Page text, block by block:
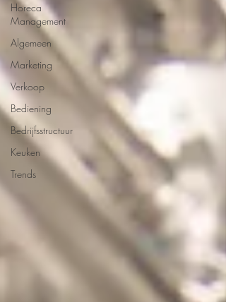
Horeca
Management
Algemeen
Marketing
Verkoop
Bediening
Bedrijfsstructuur
Keuken
Trends